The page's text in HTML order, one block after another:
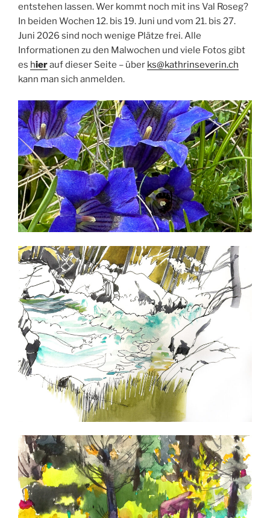
entstehen lassen. Wer kommt noch mit ins Val Roseg?
In beiden Wochen 12. bis 19. Juni und vom 21. bis 27.
Juni 2026 sind noch wenige Plätze frei. Alle
Informationen zu den Malwochen und viele Fotos gibt
es hierauf dieser Seite – über ks@kathrinseverin.ch
kann man sich anmelden.